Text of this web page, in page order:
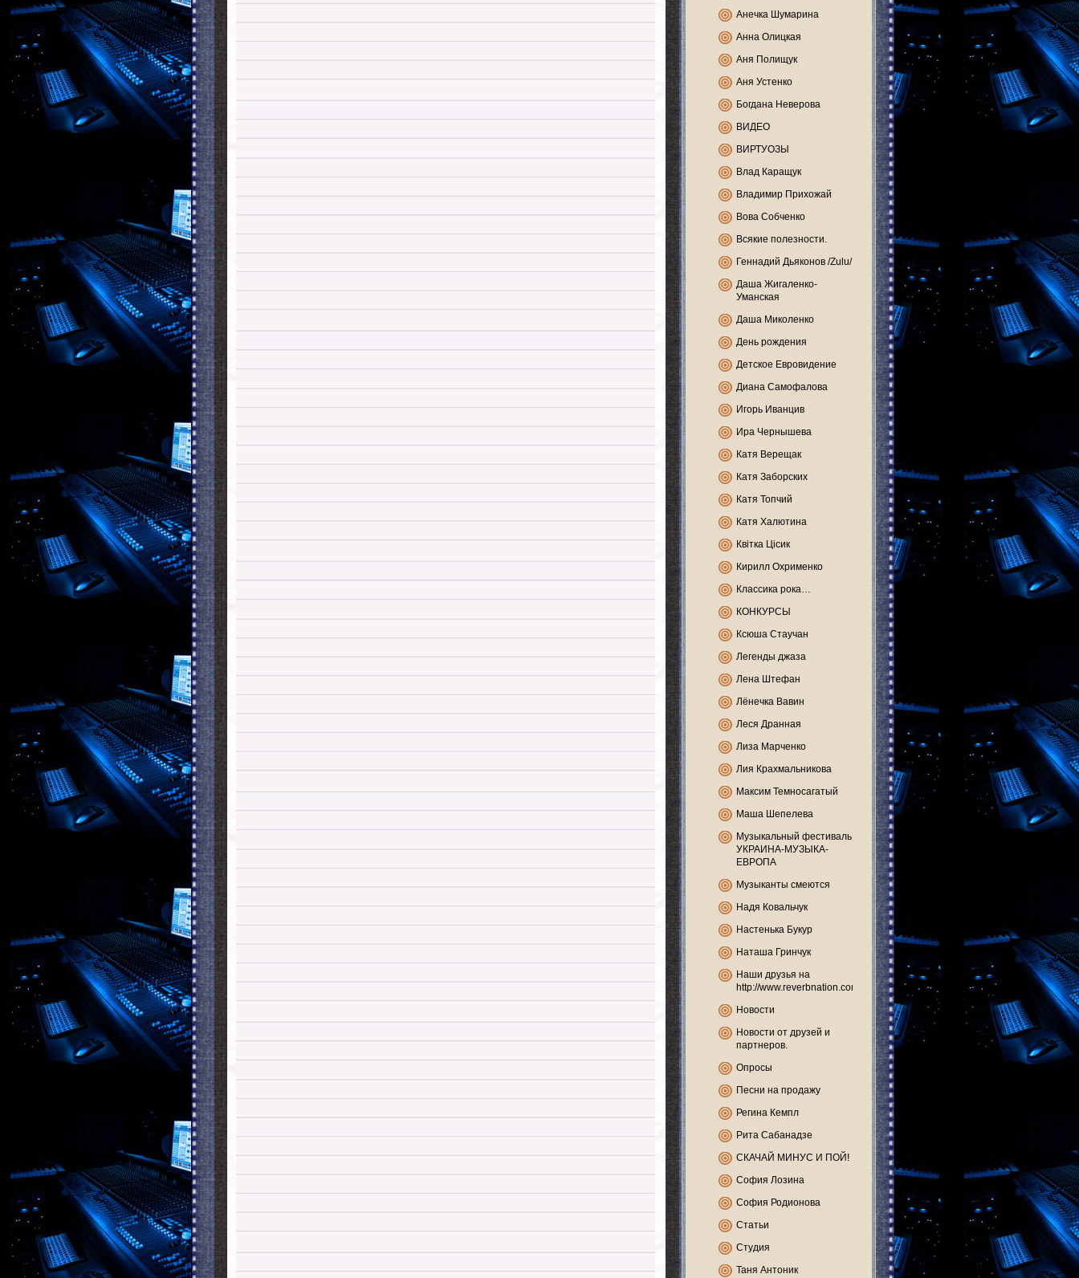
Анечка Шумарина
Анна Олицкая
Аня Полищук
Аня Устенко
Богдана Неверова
ВИДЕО
ВИРТУОЗЫ
Влад Каращук
Владимир Прихожай
Вова Собченко
Всякие полезности.
Геннадий Дьяконов /Zulu/
Даша Жигаленко-
Уманская
Даша Миколенко
День рождения
Детское Евровидение
Диана Самофалова
Игорь Иванцив
Ира Чернышева
Катя Верещак
Катя Заборских
Катя Топчий
Катя Халютина
Квітка Цісик
Кирилл Охрименко
Классика рока…
КОНКУРСЫ
Ксюша Стаучан
Легенды джаза
Лена Штефан
Лёнечка Вавин
Леся Дранная
Лиза Марченко
Лия Крахмальникова
Максим Темносагатый
Маша Шепелева
Музыкальный фестиваль
УКРАИНА-МУЗЫКА-
ЕВРОПА
Музыканты смеются
Надя Ковальчук
Настенька Букур
Наташа Гринчук
Наши друзья на
http://www.reverbnation.com
Новости
Новости от друзей и
партнеров.
Опросы
Песни на продажу
Регина Кемпл
Рита Сабанадзе
СКАЧАЙ МИНУС И ПОЙ!
София Лозина
София Родионова
Статьи
Студия
Таня Антоник